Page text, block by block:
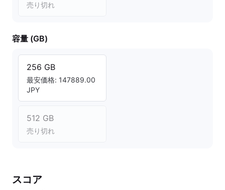
売り切れ
容量 (GB)
256 GB
最安価格: 147889.00
JPY
512 GB
売り切れ
スコア